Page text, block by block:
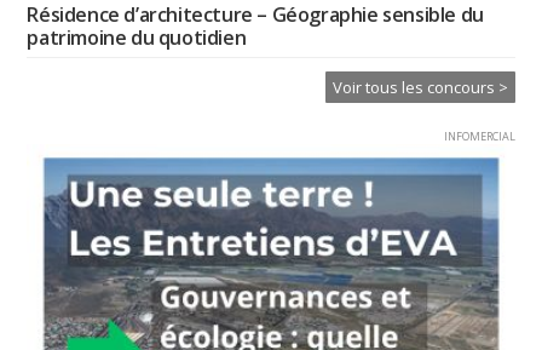
Résidence d’architecture – Géographie sensible du
patrimoine du quotidien
Voir tous les concours >
INFOMERCIAL